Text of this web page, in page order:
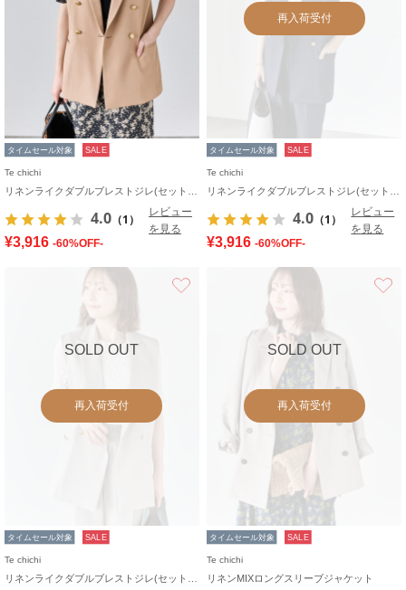
タイムセール対象 SALE
Te chichi
4.0 （1）
レビュー
を見る
¥3,916 -60%OFF-
再入荷受付
タイムセール対象 SALE
Te chichi
4.0 （1）
レビュー
を見る
¥3,916 -60%OFF-
SOLD OUT
再入荷受付
タイムセール対象 SALE
Te chichi
SOLD OUT
再入荷受付
タイムセール対象 SALE
Te chichi
リネンMIXロングスリーブジャケット